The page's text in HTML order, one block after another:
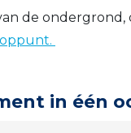
de ondergrond,
in één